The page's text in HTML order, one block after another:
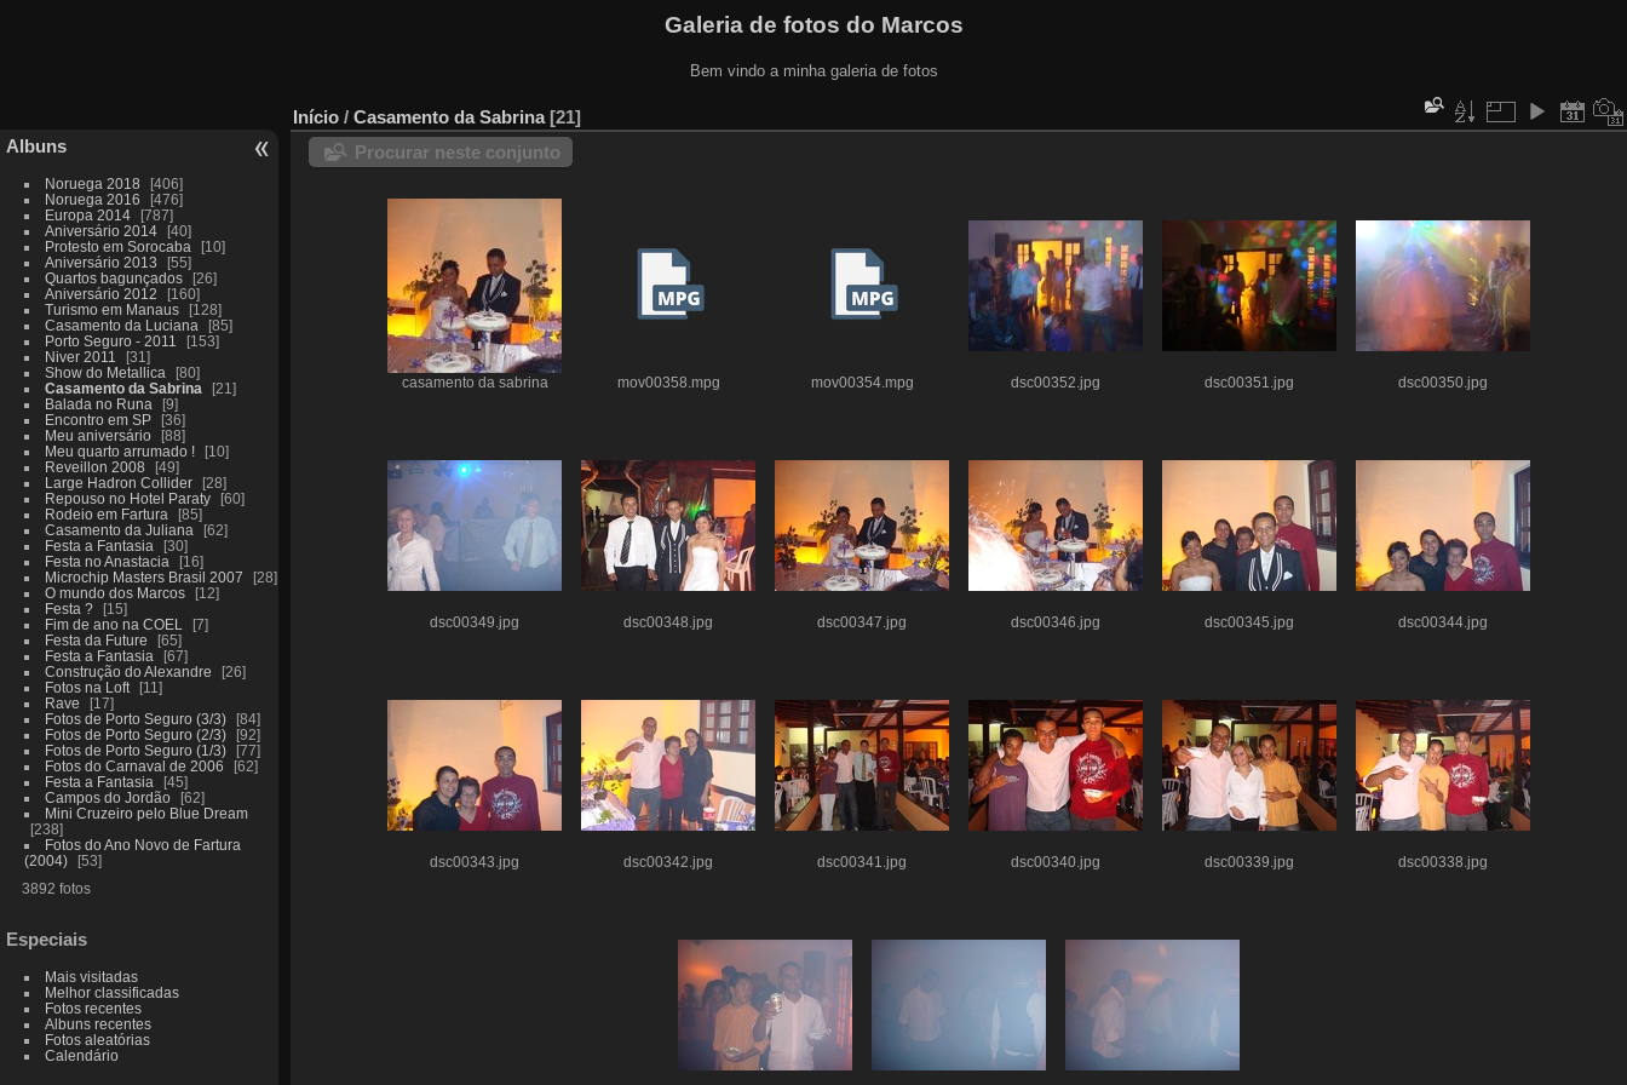
Galeria de fotos do Marcos
Bem vindo a minha galeria de fotos
Albuns
Noruega 2018
406
Noruega 2016
476
Europa 2014
787
Aniversário 2014
40
Protesto em Sorocaba
10
Aniversário 2013
55
Quartos bagunçados
26
Aniversário 2012
160
Turismo em Manaus
128
Casamento da Luciana
85
Porto Seguro - 2011
153
Niver 2011
31
Show do Metallica
80
Casamento da Sabrina
21
Balada no Runa
9
Encontro em SP
36
Meu aniversário
88
Meu quarto arrumado !
10
Reveillon 2008
49
Large Hadron Collider
28
Repouso no Hotel Paraty
60
Rodeio em Fartura
85
Casamento da Juliana
62
Festa a Fantasia
30
Festa no Anastacia
16
Microchip Masters Brasil 2007
28
O mundo dos Marcos
12
Festa ?
15
Fim de ano na COEL
7
Festa da Future
65
Festa a Fantasia
67
Construção do Alexandre
26
Fotos na Loft
11
Rave
17
Fotos de Porto Seguro (3/3)
84
Fotos de Porto Seguro (2/3)
92
Fotos de Porto Seguro (1/3)
77
Fotos do Carnaval de 2006
62
Festa a Fantasia
45
Campos do Jordão
62
Mini Cruzeiro pelo Blue Dream
238
Fotos do Ano Novo de Fartura
(2004)
53
3892 fotos
Especiais
Mais visitadas
Melhor classificadas
Fotos recentes
Albuns recentes
Fotos aleatórias
Calendário
Início / Casamento da Sabrina 21
Procurar neste conjunto
casamento da sabrina mov00358.mpg mov00354.mpg dsc00352.jpg dsc00351.jpg dsc00350.jpg
dsc00349.jpg dsc00348.jpg dsc00347.jpg dsc00346.jpg dsc00345.jpg dsc00344.jpg
dsc00343.jpg dsc00342.jpg dsc00341.jpg dsc00340.jpg dsc00339.jpg dsc00338.jpg